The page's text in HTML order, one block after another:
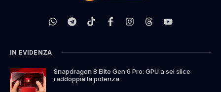
IN EVIDENZA
Snapdragon 8 Elite Gen 6 Pro: GPU a sei slice
raddoppia la potenza